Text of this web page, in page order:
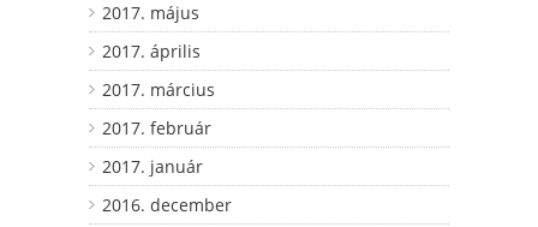
2017. május
2017. április
2017. március
2017. február
2017. január
2016. december